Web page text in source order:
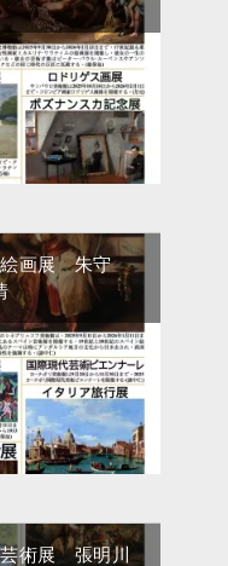
絵画展 朱守
術展 張明川